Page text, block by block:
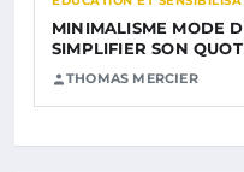
MINIMALISME MODE
SIMPLIFIER SON
THOMAS MERCIER